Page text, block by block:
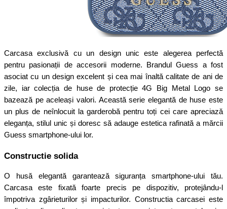
Carcasa exclusivă cu un design unic este alegerea perfectă
pentru pasionații de accesorii moderne. Brandul Guess a fost
asociat cu un design excelent și cea mai înaltă calitate de ani de
zile, iar colecția de huse de protecție 4G Big Metal Logo se
bazează pe aceleași valori. Această serie elegantă de huse este
un plus de neînlocuit la garderobă pentru toți cei care apreciază
eleganța, stilul unic și doresc să adauge estetica rafinată a mărcii
Guess smartphone-ului lor.
Constructie solida
O husă elegantă garantează siguranța smartphone-ului tău.
Carcasa este fixată foarte precis pe dispozitiv, protejându-l
împotriva zgârieturilor și impacturilor. Constructia carcasei este